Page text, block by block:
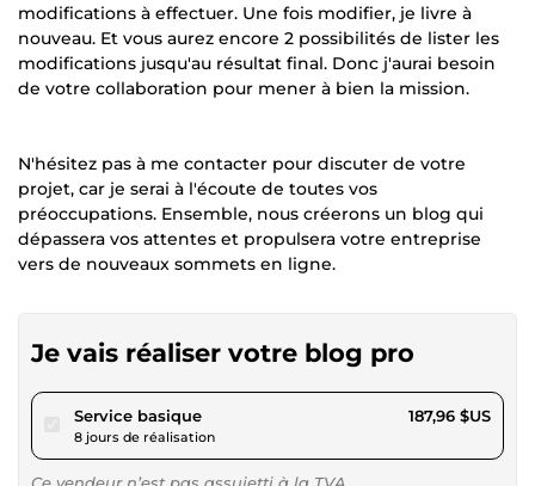
modifications à effectuer. Une fois modifier, je livre à
nouveau. Et vous aurez encore 2 possibilités de lister les
modifications jusqu'au résultat final. Donc j'aurai besoin
de votre collaboration pour mener à bien la mission.
N'hésitez pas à me contacter pour discuter de votre
projet, car je serai à l'écoute de toutes vos
préoccupations. Ensemble, nous créerons un blog qui
dépassera vos attentes et propulsera votre entreprise
vers de nouveaux sommets en ligne.
Je vais réaliser votre blog pro
Service basiquepour 173,24 $US
8 jours de réalisation
187,96 $US